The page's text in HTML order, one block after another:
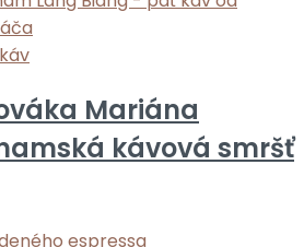
Mariána
kávová smršť